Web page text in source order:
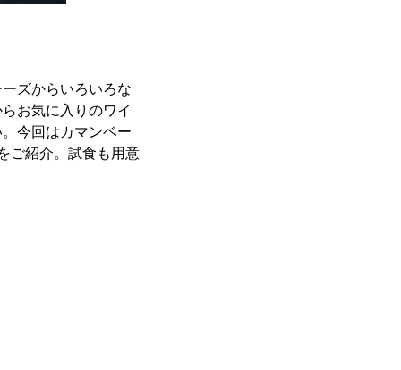
ズからいろいろな
お気に入りのワイ
今回はカマンベー
ご紹介。試食も用意